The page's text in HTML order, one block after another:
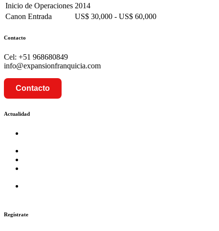
Inicio de Operaciones 2014
Canon Entrada
US$ 30,000 - US$ 60,000
Contacto
Cel: +51 968680849
info@expansionfranquicia.com
Contacto
Actualidad
Regístrate